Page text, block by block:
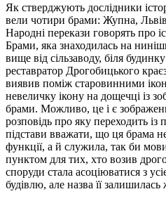
Як стверджують дослідники
вели чотири брами: Жупна,
Народні перекази говорять про
Брами, яка знаходилась на
вище від сільзаводу, біля
реставратор Дрогобицького
виявив поміж старовинними
невеличку ікону на дощечці із
брами. Можливо, це і є
розповідь про яку переходить
підстави вважати, що ця брама
функції, а й служила, так би
пунктом для тих, хто возив
споруди стала асоціюватися з
будівлю, але назва